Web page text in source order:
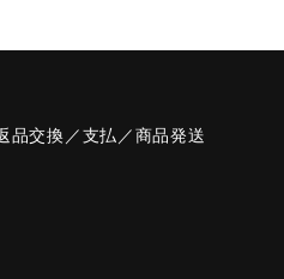
品交換／支払／商品発送